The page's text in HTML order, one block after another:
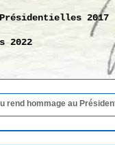
Présidentielles 2017
2022
au Président de sa 36 éme
rend hommage